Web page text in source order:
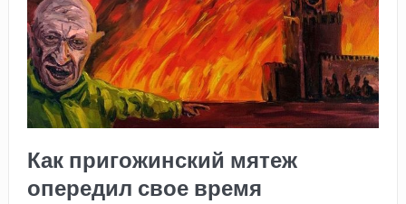
Как пригожинский мятеж
опередил свое время